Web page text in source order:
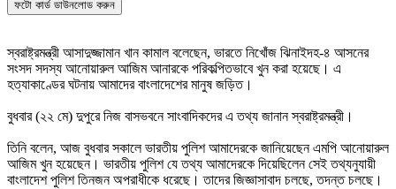
ফটো কার্ড ডাউনলোড করুন
স্বরাষ্ট্রমন্ত্রী আসাদুজ্জামান খান কামাল বলেছেন, ভারতে নিখোঁজ ঝিনাইদহ-৪ আসনের
সংসদ সদস্য আনোয়ারুল আজিম আনারকে পরিকল্পিতভাবে খুন করা হয়েছে। এ
হত্যাকাণ্ডের ঘটনায় আমাদের বাংলাদেশের মানুষ জড়িত।
বুধবার (২২ মে) দুপুরে নিজ বাসভবনে সাংবাদিকদের এ তথ্য জানান স্বরাষ্ট্রমন্ত্রী।
তিনি বলেন, আজ বুধবার সকালে ভারতীয় পুলিশ আমাদেরকে জানিয়েছেন এমপি আনোয়ারুল
আজিম খুন হয়েছেন। ভারতীয় পুলিশ যে তথ্য আমাদেরকে দিয়েছিলেন সেই তথ্যনুযায়ী
বাংলাদেশ পুলিশ তিনজন অপরাধীকে ধরেছে। তাদের জিজ্ঞাসাবাদ চলছে, তদন্ত চলছে।